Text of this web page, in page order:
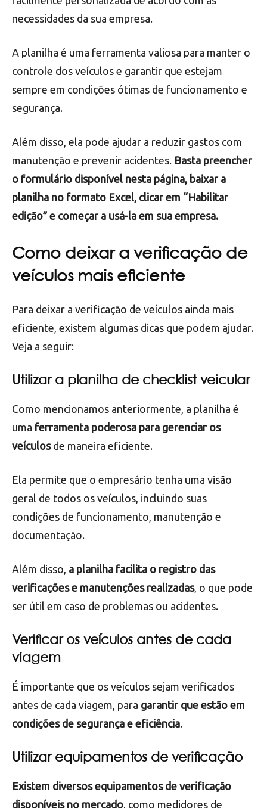
Para facilitar o processo de criação e
gerenciamento do seu checklist,
Ela vem pré-preenchida com os itens mais
importantes a serem verificados, mas pode ser
facilmente personalizada de acordo com as
A planilha é uma ferramenta valiosa para manter o
controle dos veículos e garantir que estejam
sempre em condições ótimas de funcionamento e
segurança.
Além disso, ela pode ajudar a reduzir gastos com
manutenção e prevenir acidentes.Basta preencher
planilha no formato Excel, clicar em “Habilitar
edição” e começar a usá-la em sua empresa.
veículos mais eficiente
Para deixar a verificação de veículos ainda mais
eficiente, existem algumas dicas que podem ajudar.
Utilizar a planilha de checklist veicular
Como mencionamos anteriormente, a planilha é
umaferramenta poderosa para gerenciar os
Ela permite que o empresário tenha uma visão
geral de todos os veículos, incluindo suas
condições de funcionamento, manutenção e
documentação.
Além disso,a planilha facilita o registro das
verificações e manutenções realizadas, o que pode
ser útil em caso de problemas ou acidentes.
Verificar os veículos antes de cada
É importante que os veículos sejam verificados